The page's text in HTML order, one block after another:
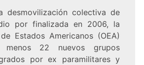
desmovilización colectiva de
por finalizada en 2006, la
Estados Americanos (OEA)
menos 22 nuevos grupos
por ex paramilitares y